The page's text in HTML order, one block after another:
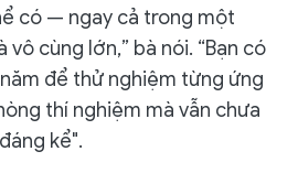
có — ngay cả trong một
cùng lớn,” bà nói. “Bạn có
để thử nghiệm từng ứng
thí nghiệm mà vẫn chưa
kể".